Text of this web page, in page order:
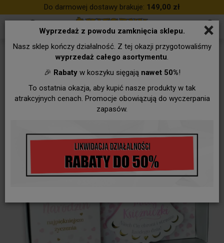
×
Wyprzedaż z powodu zamknięcia sklepu.
Nasz sklep kończy działalność. Z tej okazji przygotowaliśmy
wyprzedaż całego asortymentu.
🎉 Rabatyw koszyku sięgają nawet 50%!
To ostatnia okazja, aby kupić nasze produkty w tak
atrakcyjnych cenach. Promocje obowiązują do wyczerpania
zapasów.
Do darmowej dostawy brakuje: 149,00 zł